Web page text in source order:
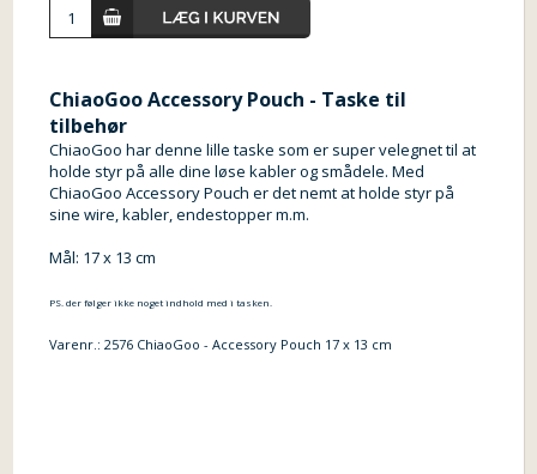
ChiaoGoo Accessory Pouch - Taske til
tilbehør
ChiaoGoo har denne lille taske som er super velegnet til at
holde styr på alle dine løse kabler og smådele. Med
ChiaoGoo Accessory Pouch er det nemt at holde styr på
sine wire, kabler, endestopper m.m.
Mål: 17 x 13 cm
PS. der følger ikke noget indhold med i tasken.
Varenr.:2576 ChiaoGoo - Accessory Pouch 17 x 13 cm